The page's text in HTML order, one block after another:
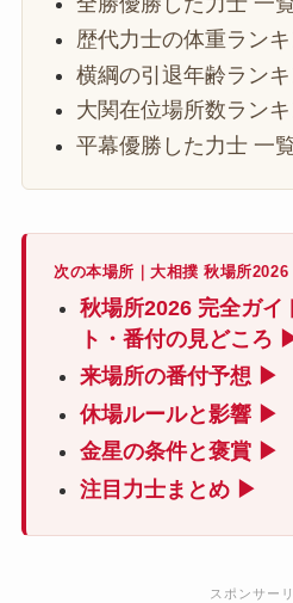
歴代力士の体重ランキ
横綱の引退年齢ランキ
大関在位場所数ランキ
平幕優勝した力士 一
次の本場所｜大相撲 秋場所2026
秋場所2026 完全ガイ
ト・番付の見どころ
来場所の番付予想 ▶
休場ルールと影響 ▶
金星の条件と褒賞 ▶
注目力士まとめ ▶
スポンサー